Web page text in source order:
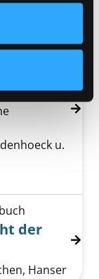
der
Welt
Suche nach
u.
die Nacht
der
Hanser